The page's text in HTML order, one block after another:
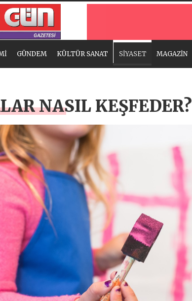
GÜNDEM KÜLTÜR SANAT SİYASET MAGAZİN
NASIL KEŞFEDER?